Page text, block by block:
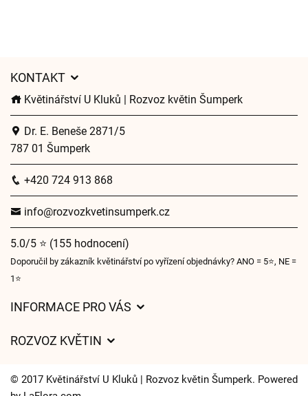
KONTAKT
Květinářství U Kluků | Rozvoz květin Šumperk
Dr. E. Beneše 2871/5
787 01 Šumperk
+420 724 913 868
info@rozvozkvetinsumperk.cz
5.0/5 ⭐ (155 hodnocení)
Doporučil by zákazník květinářství po vyřízení objednávky? ANO = 5⭐, NE =
1⭐
INFORMACE PRO VÁS
Často kladené dotazy
ROZVOZ KVĚTIN
Kam doručujeme květiny
© 2017 Květinářství U Kluků | Rozvoz květin Šumperk. Powered